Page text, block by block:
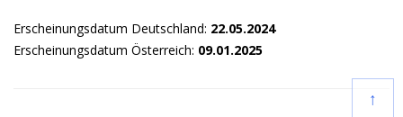
Erscheinungsdatum Deutschland: 22.05.2024
Erscheinungsdatum Österreich: 09.01.2025
↑